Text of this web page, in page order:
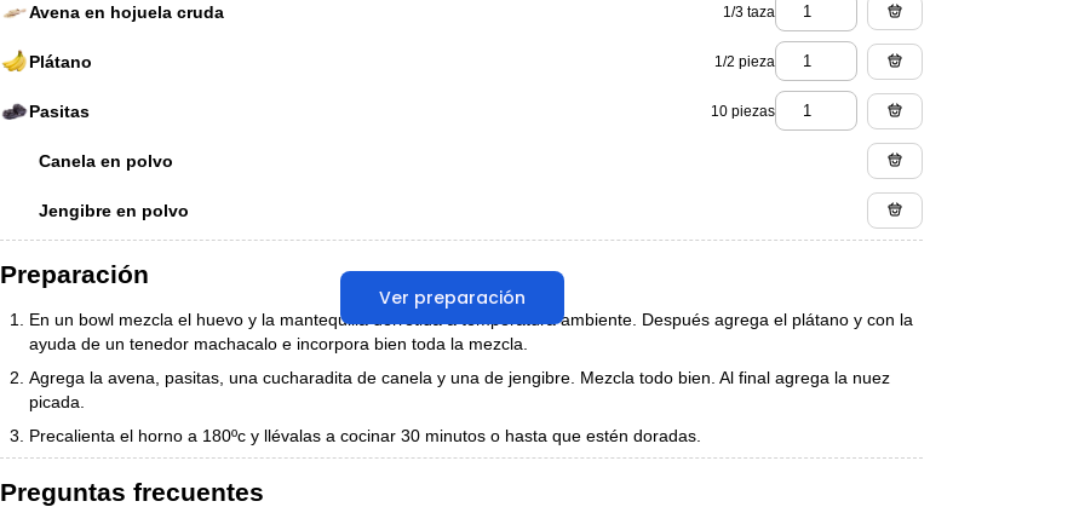
Avena en hojuela cruda 1/3 taza
Plátano 1/2 pieza
Pasitas 10 piezas
Canela en polvo
Jengibre en polvo
Ver preparación
Preparación
En un bowl mezcla el huevo y la mantequilla derretida a temperatura ambiente. Después agrega el plátano y con la
ayuda de un tenedor machacalo e incorpora bien toda la mezcla.
Agrega la avena, pasitas, una cucharadita de canela y una de jengibre. Mezcla todo bien. Al final agrega la nuez
picada.
Precalienta el horno a 180ºc y llévalas a cocinar 30 minutos o hasta que estén doradas.
Preguntas frecuentes